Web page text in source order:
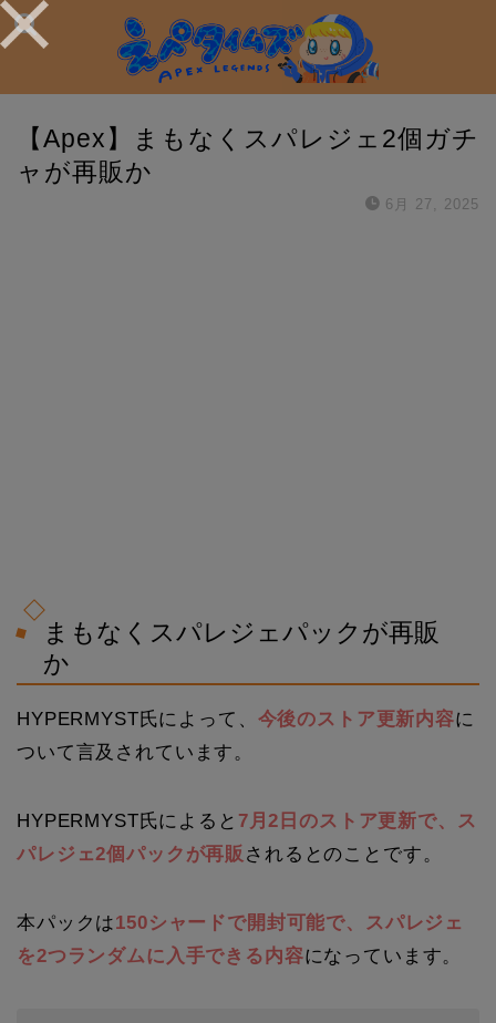
【Apex】まもなくスパレジェ2個ガチ
ャが再販か
6月 27, 2025
まもなくスパレジェパックが再販
か
HYPERMYST氏によって、 今後のストア更新内容に
ついて言及されています。
HYPERMYST氏によると 7月2日のストア更新で、ス
パレジェ2個パックが再販 されるとのことです。
本パックは150シャードで開封可能で、スパレジェ
を2つランダムに入手できる内容になっています。